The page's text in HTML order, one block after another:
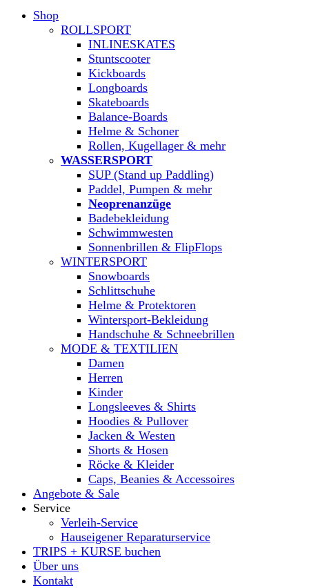
Shop
ROLLSPORT
INLINESKATES
Stuntscooter
Kickboards
Longboards
Skateboards
Balance-Boards
Helme & Schoner
Rollen, Kugellager & mehr
WASSERSPORT
SUP (Stand up Paddling)
Paddel, Pumpen & mehr
Neoprenanzüge
Badebekleidung
Schwimmwesten
Sonnenbrillen & FlipFlops
WINTERSPORT
Snowboards
Schlittschuhe
Helme & Protektoren
Wintersport-Bekleidung
Handschuhe & Schneebrillen
MODE & TEXTILIEN
Damen
Herren
Kinder
Longsleeves & Shirts
Hoodies & Pullover
Jacken & Westen
Shorts & Hosen
Röcke & Kleider
Caps, Beanies & Accessoires
Angebote & Sale
Service
Verleih-Service
Hauseigener Reparaturservice
TRIPS + KURSE buchen
Über uns
Kontakt